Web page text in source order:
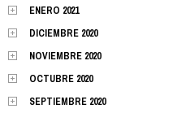
ENERO 2021
DICIEMBRE 2020
NOVIEMBRE 2020
OCTUBRE 2020
SEPTIEMBRE 2020